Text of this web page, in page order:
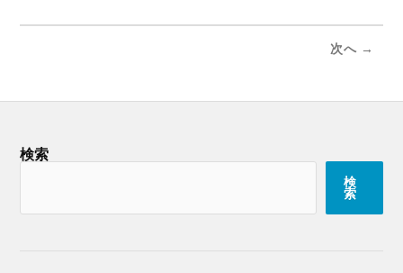
次へ →
検索
検
索